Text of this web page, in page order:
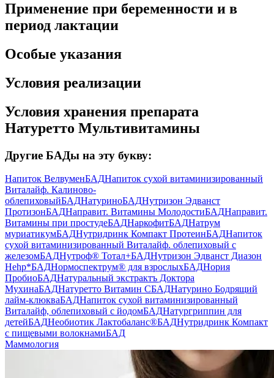
Применение при беременности и в
период лактации
Особые указания
Условия реализации
Условия хранения препарата
Натуретто Мультивитамины
Другие БАДы на эту букву:
Напиток ВелвуменБАДНапиток сухой витаминизированный
Виталайф. Калиново-
облепиховыйБАДНатуриноБАДНутризон Эдванст
ПротизонБАДНаправит. Витамины МолодостиБАДНаправит.
Витамины при простудеБАДНаркофитБАДНатрум
муриатикумБАДНутридринк Компакт ПротеинБАДНапиток
сухой витаминизированный Виталайф. облепиховый с
железомБАДНутроф® Тотал+БАДНутризон Эдванст Диазон
Hehp*БАДНормоспектрум® для взрослыхБАДНория
ПробиоБАДНатуральный экстрактъ Доктора
МухинаБАДНатуретто Витамин CБАДНатурино Бодрящий
лайм-клюкваБАДНапиток сухой витаминизированный
Виталайф, облепиховый с йодомБАДНатургриппин для
детейБАДНеобиотик Лактобаланс®БАДНутридринк Компакт
с пищевыми волокнамиБАД
Маммология